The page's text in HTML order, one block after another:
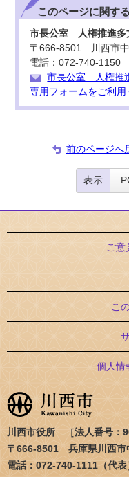
このページに関する
市長公室 人権推進多
〒666-8501 川西市
電話：072-740-1150
市長公室 人権推
専用フォームをご利用
前のページへ
表示
ご意
こ
個人情
川西市役所 ［法人番号：
〒666-8501 兵庫県川西
電話：072-740-1111（代表